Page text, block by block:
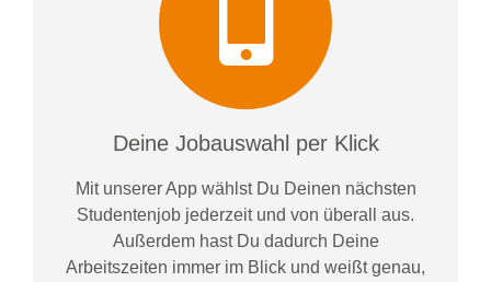
Deine Jobauswahl per Klick
Mit unserer App wählst Du Deinen nächsten
Studentenjob jederzeit und von überall aus.
Außerdem hast Du dadurch Deine
Arbeitszeiten immer im Blick und weißtgenau,